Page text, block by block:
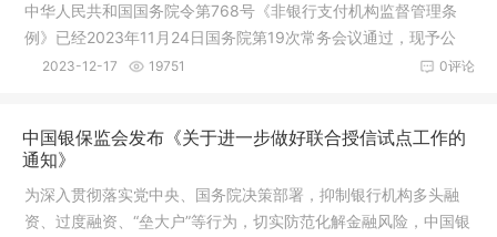
中华人民共和国国务院令第768号《非银行支付机构监督管理条
例》已经2023年11月24日国务院第19次常务会议通过，现予公
布，自2024
0评论
2023-12-17 19751
中国银保监会发布《关于进一步做好联合授信试点工作的
通知》
为深入贯彻落实党中央、国务院决策部署，抑制银行机构多头融
资、过度融资、“垒大户”等行为，切实防范化解金融风险，中国银